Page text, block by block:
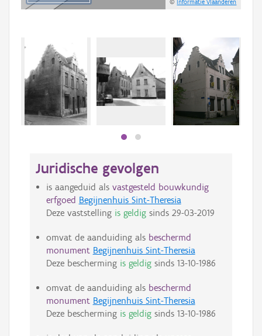
©Informatie Vlaanderen
Juridische gevolgen
is aangeduid als vastgesteld bouwkundig
erfgoed Begijnenhuis Sint-Theresia
Deze vaststelling is geldigsinds 29-03-2019
omvat de aanduiding als beschermd
monument Begijnenhuis Sint-Theresia
Deze bescherming is geldigsinds 13-10-1986
omvat de aanduiding als beschermd
monument Begijnenhuis Sint-Theresia
Deze bescherming is geldigsinds 13-10-1986